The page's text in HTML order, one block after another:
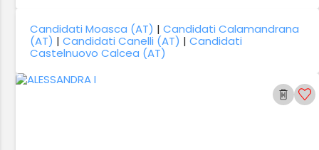
Candidati Moasca (AT) |Candidati Calamandrana
(AT) |Candidati Canelli (AT) |Candidati
Castelnuovo Calcea (AT)